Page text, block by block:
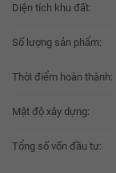
Diện tích khu đất:
Số lượng sản phẩm:
Thời điểm hoàn thành:
Mật độ xây dựng:
Tổng số vốn đầu tư: